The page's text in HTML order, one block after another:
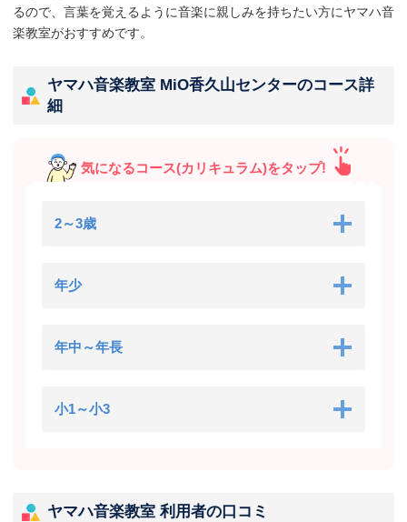
るので、言葉を覚えるように音楽に親しみを持ちたい方にヤマハ音
楽教室がおすすめです。
ヤマハ音楽教室 MiO香久山センターのコース詳
細
気になるコース(カリキュラム)をタップ!
2～3歳
年少
年中～年長
小1～小3
ヤマハ音楽教室 利用者の口コミ